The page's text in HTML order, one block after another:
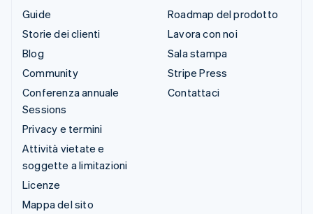
Guide
Storie dei clienti
Blog
Community
Conferenza annuale
Sessions
Privacy e termini
Attività vietate e
soggette a limitazioni
Licenze
Mappa del sito
Roadmap del prodotto
Lavora con noi
Sala stampa
Stripe Press
Contattaci